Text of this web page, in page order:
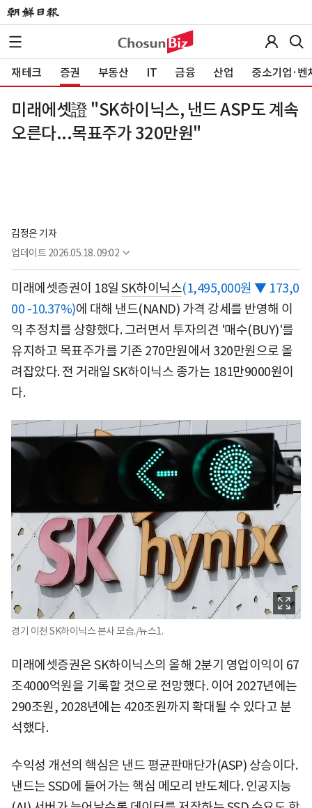
재테크 증권 부동산 IT 금융 산업 중소기업·벤
미래에셋證 "SK하이닉스, 낸드 ASP도 계속
오른다...목표주가 320만원"
김정은 기자
업데이트 2026.05.18. 09:02
미래에셋증권이 18일 SK하이닉스(1,495,000원 ▼ 173,0
00 -10.37%)에 대해 낸드(NAND) 가격 강세를 반영해 이
익 추정치를 상향했다. 그러면서 투자의견 '매수(BUY)'를
유지하고 목표주가를 기존 270만원에서 320만원으로 올
려잡았다. 전 거래일 SK하이닉스 종가는 181만9000원이
다.
경기 이천 SK하이닉스 본사 모습./뉴스1.
미래에셋증권은 SK하이닉스의 올해 2분기 영업이익이 67
조4000억원을 기록할 것으로 전망했다. 이어 2027년에는
290조원, 2028년에는 420조원까지 확대될 수 있다고 분
석했다.
수익성 개선의 핵심은 낸드 평균판매단가(ASP) 상승이다.
낸드는 SSD에 들어가는 핵심 메모리 반도체다. 인공지능